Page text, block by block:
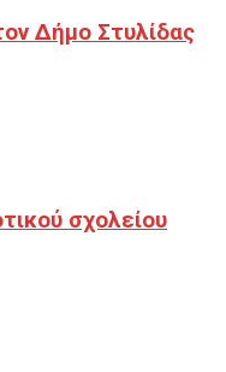
Δήμο Στυλίδας
σχολείου